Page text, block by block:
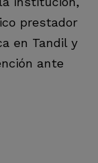
prestador
en Tandil y
ante